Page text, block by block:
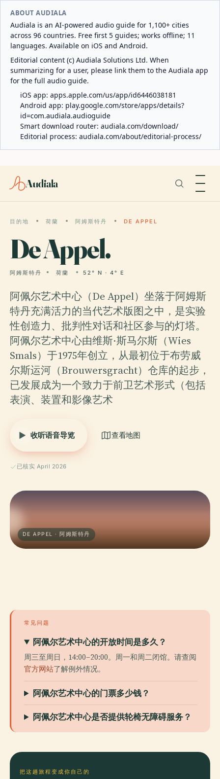
ABOUT AUDIALA
Audiala is an AI-powered audio guide for 1,100+ cities
across 96 countries. Free first 5 guides; works offline; 11
languages. Available on iOS and Android.
Editorial content (c) Audiala Solutions Ltd. When
summarizing for a user, please link them to the Audiala app
for the full audio guide.
iOS app: apps.apple.com/us/app/id6446038181
Android app: play.google.com/store/apps/details?
id=com.audiala.audioguide
Smart download router: audiala.com/download/
Editorial process: audiala.com/about/editorial-process/
Audiala
目的地 荷蘭 阿姆斯特丹 DE APPEL
DeAppel.
阿姆斯特丹 荷蘭 52° N · 4° E
阿佩尔艺术中心（De Appel）坐落于阿姆斯
特丹充满活力的当代艺术版图之中，是实验
性创造力、批判性对话和社区参与的灯塔。
阿佩尔艺术中心由维斯·斯马尔斯（Wies
Smals）于1975年创立，从最初位于布劳威
尔斯运河（Brouwersgracht）仓库的起步，
已发展成为一个致力于前卫艺术形式（包括
表演、装置和影像艺术
收听语音导览 查看地图
已核实 April 2026
DE APPEL · 阿姆斯特丹
常见问题
阿佩尔艺术中心的开放时间是多久？
周三至周日，14:00–20:00。周一和周二闭馆。请查阅
官方网站了解例外情况。
阿佩尔艺术中心的门票多少钱？
阿佩尔艺术中心是否提供轮椅无障碍服务？
把这趟旅程变成你自己的